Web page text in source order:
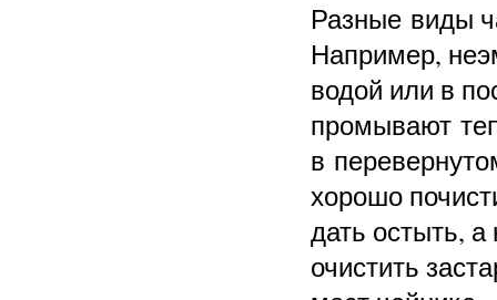
Разные виды
Например,
водой или в
промывают
в
хорошо
дать остыть,
очистить